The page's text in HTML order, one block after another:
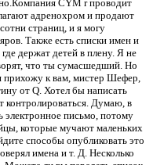
CYM r проводит
адренохром и продают
страниц, и я могу
Также есть списки имен и
держат детей в плену. Я не
что ты сумасшедший. Но
прихожу к вам, мистер Шефер,
от Q. Хотел бы написать
контролироваться. Думаю, в
электронное письмо, потому
которые мучают маленьких
способы опубликовать это
имена и т. Д. Несколько